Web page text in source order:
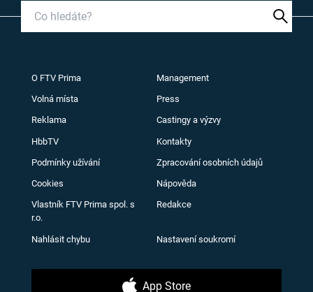
O FTV Prima Management
Volná místa Press
Reklama Castingy a výzvy
HbbTV Kontakty
Podmínky užívání Zpracování osobních údajů
Cookies Nápověda
Vlastník FTV Prima spol. s
r.o.
Redakce
Nahlásit chybu Nastavení soukromí
App Store